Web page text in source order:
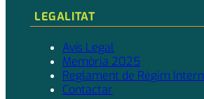
LEGALITAT
Avís Legal
Memòria 2025
Reglament de Règim Intern
Contactar